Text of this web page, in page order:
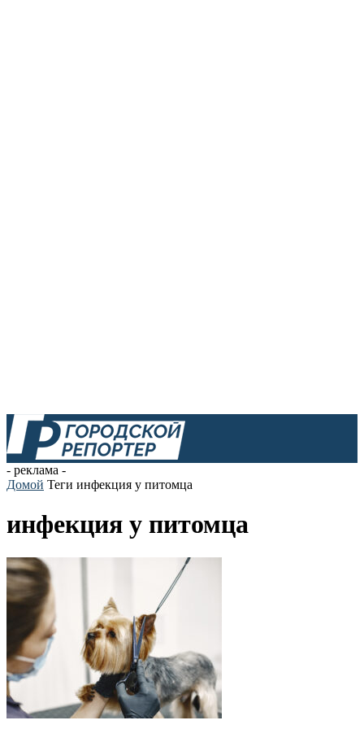
- реклама -
Домой Теги инфекция у питомца
инфекция у питомца